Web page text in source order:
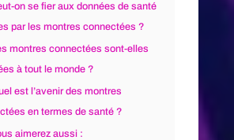
on se fier aux données de santé
par les montres connectées ?
montres connectées sont-elles
à tout le monde ?
est l’avenir des montres
en termes de santé ?
aimerez aussi :